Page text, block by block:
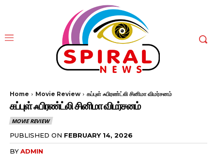
Home Movie Review கப்புள் ஃபிரண்ட்லி சினிமா விமர்சனம்
கப்புள் ஃபிரண்ட்லி சினிமா விமர்சனம்
MOVIE REVIEW
PUBLISHED ON FEBRUARY 14, 2026
BYADMIN